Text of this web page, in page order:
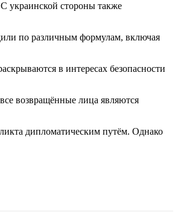
украинской стороны также
по различным формулам, включая
в интересах безопасности
возвращённые лица являются
дипломатическим путём. Однако